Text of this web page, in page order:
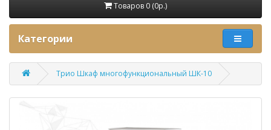
Товаров 0 (0p.)
Категории
Трио Шкаф многофункциональный ШК-10